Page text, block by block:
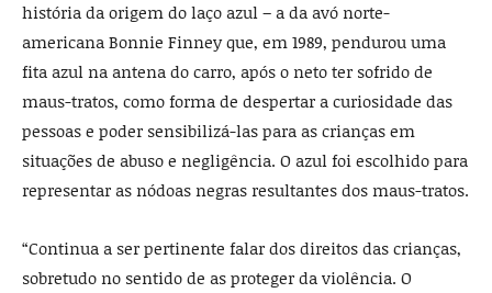
história da origem do laço azul – a da avó norte-
americana Bonnie Finney que, em 1989, pendurou uma
fita azul na antena do carro, após o neto ter sofrido de
maus-tratos, como forma de despertar a curiosidade das
pessoas e poder sensibilizá-las para as crianças em
situações de abuso e negligência. O azul foi escolhido para
representar as nódoas negras resultantes dos maus-tratos.
“Continua a ser pertinente falar dos direitos das crianças,
sobretudo no sentido de as proteger da violência. O